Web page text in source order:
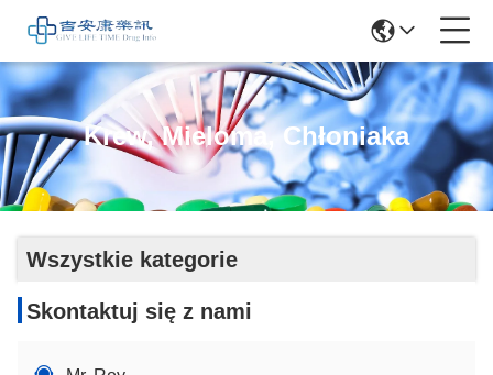
Krew, Mieloma, Chłoniaka
Wszystkie kategorie
Skontaktuj się z nami